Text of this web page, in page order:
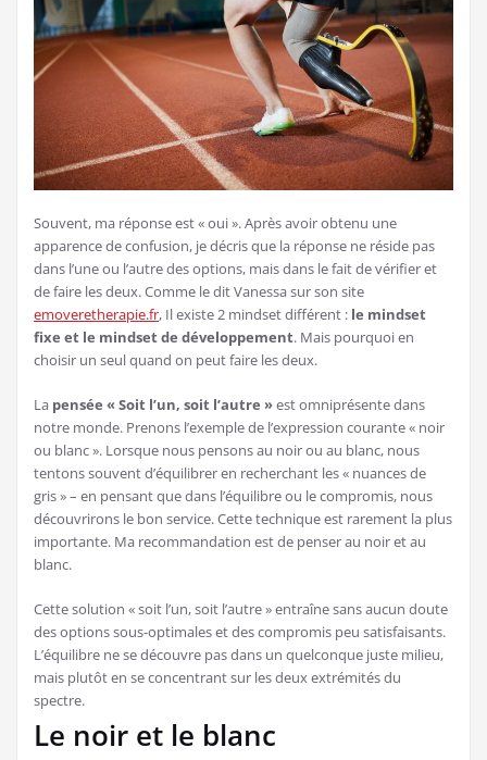
Souvent, ma réponse est « oui ». Après avoir obtenu une
apparence de confusion, je décris que la réponse ne réside pas
dans l’une ou l’autre des options, mais dans le fait de vérifier et
de faire les deux. Comme le dit Vanessa sur son site
emoveretherapie.fr, Il existe 2 mindset différent : le mindset
fixe et le mindset de développement. Mais pourquoi en
choisir un seul quand on peut faire les deux.
La pensée « Soit l’un, soit l’autre »est omniprésente dans
notre monde. Prenons l’exemple de l’expression courante « noir
ou blanc ». Lorsque nous pensons au noir ou au blanc, nous
tentons souvent d’équilibrer en recherchant les « nuances de
gris » – en pensant que dans l’équilibre ou le compromis, nous
découvrirons le bon service. Cette technique est rarement la plus
importante. Ma recommandation est de penser au noir et au
blanc.
Cette solution « soit l’un, soit l’autre » entraîne sans aucun doute
des options sous-optimales et des compromis peu satisfaisants.
L’équilibre ne se découvre pas dans un quelconque juste milieu,
mais plutôt en se concentrant sur les deux extrémités du
spectre.
Le noir et le blanc